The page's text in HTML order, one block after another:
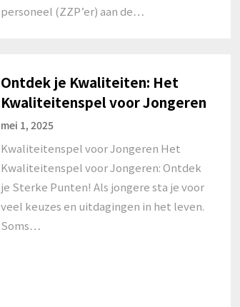
personeel (ZZP’er) aan de…
Ontdek je Kwaliteiten: Het
Kwaliteitenspel voor Jongeren
mei 1, 2025
Kwaliteitenspel voor Jongeren Het
Kwaliteitenspel voor Jongeren: Ontdek
je Sterke Punten! Als jongere sta je voor
veel keuzes en uitdagingen in het leven.
Soms…